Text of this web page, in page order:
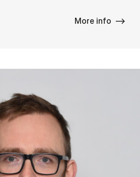
More info